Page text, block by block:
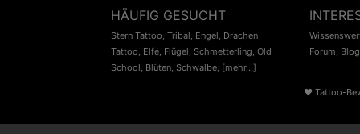
HÄUFIG GESUCHT
Stern Tattoo, Tribal, Engel, Drachen
Tattoo, Elfe, Flügel, Schmetterling, Old
School, Blüten, Schwalbe, [mehr...]
Forum, Blog
♥ Tattoo-